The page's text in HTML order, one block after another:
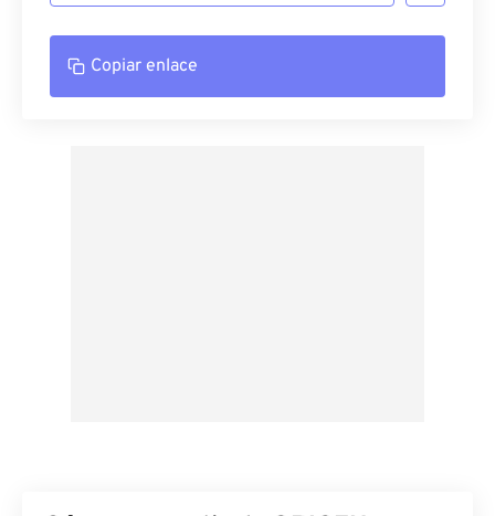
Copiar enlace